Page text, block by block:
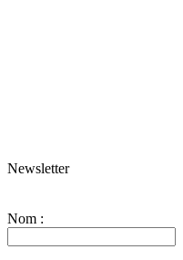
Newsletter
Nom :